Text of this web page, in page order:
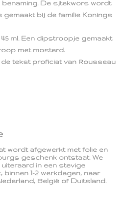
benaming. De sjtekwors wordt
gemaakt bij de familie Konings
ml. Een dipstroopje gemaakt
met mosterd.
tekst proficiat van Rousseau
wordt afgewerkt met folie en
geschenk ontstaat. We
in een stevige
1-2 werkdagen, naar
België of Duitsland.